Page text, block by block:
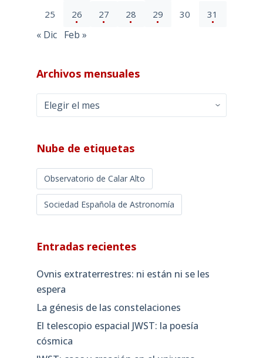
25 26 27 28 29 30 31
« Dic Feb »
Archivos mensuales
Archivos
mensuales
Nube de etiquetas
Observatorio de Calar Alto
Sociedad Española de Astronomía
Entradas recientes
Ovnis extraterrestres: ni están ni se les
espera
La génesis de las constelaciones
El telescopio espacial JWST: la poesía
cósmica